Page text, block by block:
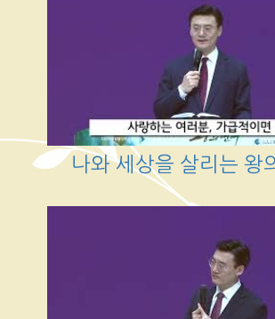
나와 세상을 살리는 왕